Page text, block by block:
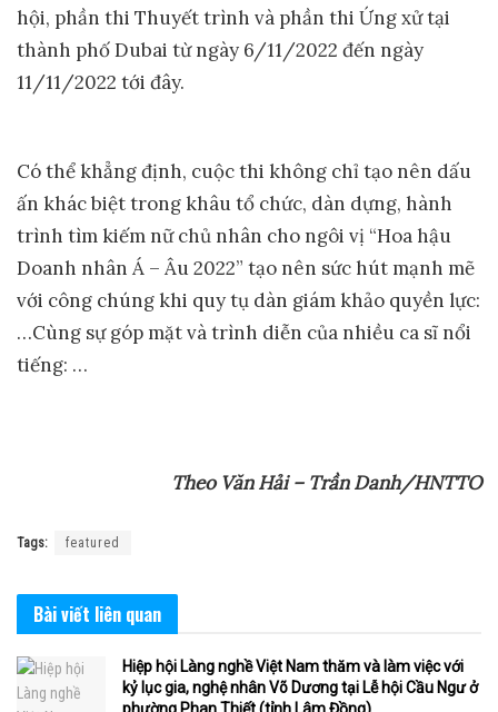
hội, phần thi Thuyết trình và phần thi Ứng xử tại
thành phố Dubai từ ngày 6/11/2022 đến ngày
11/11/2022 tới đây.
Có thể khẳng định, cuộc thi không chỉ tạo nên dấu
ấn khác biệt trong khâu tổ chức, dàn dựng, hành
trình tìm kiếm nữ chủ nhân cho ngôi vị “Hoa hậu
Doanh nhân Á – Âu 2022” tạo nên sức hút mạnh mẽ
với công chúng khi quy tụ dàn giám khảo quyền lực:
…Cùng sự góp mặt và trình diễn của nhiều ca sĩ nổi
tiếng: …
Theo Văn Hải – Trần Danh/HNTTO
Tags: featured
Bài viết liên quan
Hiệp hội Làng nghề Việt Nam thăm và làm việc với
kỷ lục gia, nghệ nhân Võ Dương tại Lễ hội Cầu Ngư ở